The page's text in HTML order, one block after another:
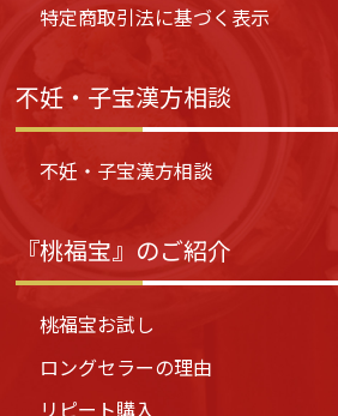
特定商取引法に基づく表示
不妊・子宝漢方相談
不妊・子宝漢方相談
『桃福宝』のご紹介
桃福宝お試し
ロングセラーの理由
リピート購入